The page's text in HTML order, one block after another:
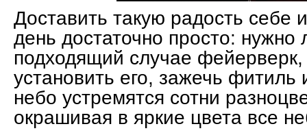
Доставить такую радость себе
день достаточно просто:
подходящий случае фейерверк,
установить его, зажечь фитиль
небо устремятся сотни
окрашивая в яркие цвета все